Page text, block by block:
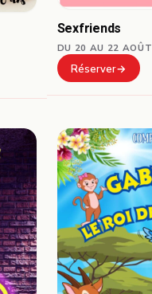
Sexfriends
DU 20 AU 22 AOÛT
Réserver